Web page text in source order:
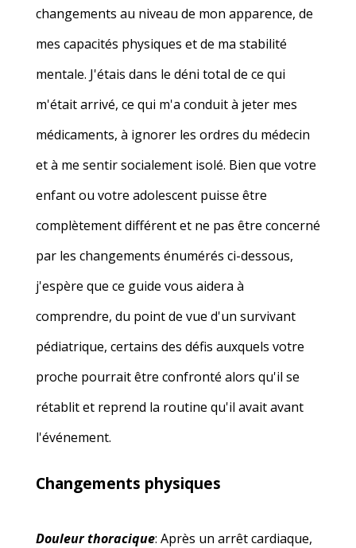
changements au niveau de mon apparence, de
mes capacités physiques et de ma stabilité
mentale. J'étais dans le déni total de ce qui
m'était arrivé, ce qui m'a conduit à jeter mes
médicaments, à ignorer les ordres du médecin
et à me sentir socialement isolé. Bien que votre
enfant ou votre adolescent puisse être
complètement différent et ne pas être concerné
par les changements énumérés ci-dessous,
j'espère que ce guide vous aidera à
comprendre, du point de vue d'un survivant
pédiatrique, certains des défis auxquels votre
proche pourrait être confronté alors qu'il se
rétablit et reprend la routine qu'il avait avant
l'événement.
Changements physiques
Douleur thoracique: Après un arrêt cardiaque,